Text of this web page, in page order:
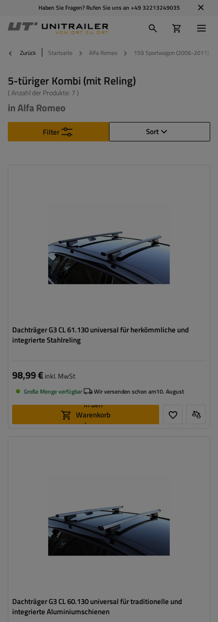
Haben Sie Fragen? Rufen Sie uns an +49 32213249035
Zurück Startseite Alfa Romeo 159 Sportwagon (2006-2011)
5-türiger Kombi (mit Reling)
( Anzahl der Produkte: 7 )
in Alfa Romeo
Sort
Filter
Dachträger G3 CL 61.130 universal für herkömmliche und
integrierte Stahlreling
98,99 €inkl. MwSt
Große Menge verfügbar Wir versenden schon am10. August
In den
Warenkorb
legen
Dachträger G3 CL 60.130 universal für traditionelle und
integrierte Aluminiumschienen